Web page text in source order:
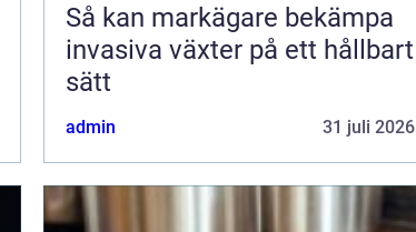
Så kan markägare bekämpa
invasiva växter på ett hållbart
sätt
admin 31 juli 2026